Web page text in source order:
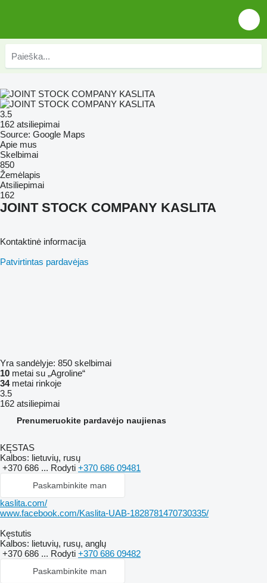
3.5
162 atsiliepimai
Source: Google Maps
Apie mus
Skelbimai
850
Žemėlapis
Atsiliepimai
162
JOINT STOCK COMPANY KASLITA
Kontaktinė informacija
Patvirtintas pardavėjas
Yra sandėlyje: 850 skelbimai
10 metai su „Agroline“
34metai rinkoje
3.5
162 atsiliepimai
Prenumeruokite pardavėjo naujienas
KĘSTAS
Kalbos: lietuvių, rusų
+370 686 ... Rodyti +370 686 09481
Paskambinkite man
kaslita.com/
www.facebook.com/Kaslita-UAB-1828781470730335/
Kęstutis
Kalbos: lietuvių, rusų, anglų
+370 686 ... Rodyti +370 686 09482
Paskambinkite man